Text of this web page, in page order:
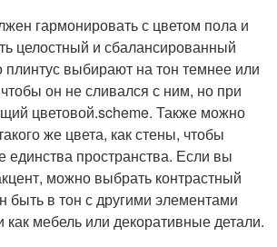
гармонировать с цветом пола и
целостный и сбалансированный
выбирают на тон темнее или
он не сливался с ним, но при
цветовой.scheme. Также можно
же цвета, как стены, чтобы
единства пространства. Если вы
можно выбрать контрастный
быть в тон с другими элементами
как мебель или декоративные детали.